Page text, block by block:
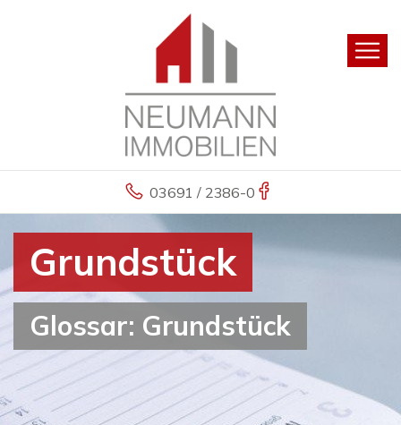
03691 / 2386-0
Grundstück
Glossar: Grundstück